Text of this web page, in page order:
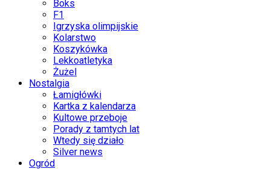
Boks
F1
Igrzyska olimpijskie
Kolarstwo
Koszykówka
Lekkoatletyka
Żużel
Nostalgia
Łamigłówki
Kartka z kalendarza
Kultowe przeboje
Porady z tamtych lat
Wtedy się działo
Silver news
Ogród